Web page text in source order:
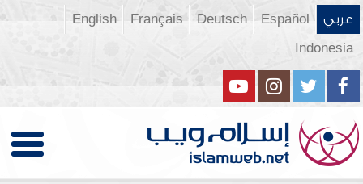
عربي Español
Deutsch
Français
English
Indonesia